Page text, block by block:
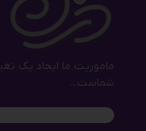
ماموریت ما ایجاد یک
شماست...